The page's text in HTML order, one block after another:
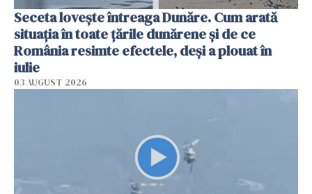
Seceta lovește întreaga Dunăre. Cum arată
situația în toate țările dunărene și de ce
România resimte efectele, deși a plouat în
iulie
03 AUGUST 2026